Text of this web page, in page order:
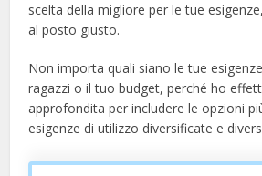
scelta della migliore per le tue
al posto giusto.
Non importa quali siano le tue
ragazzi o il tuo budget, perché ho
approfondita per includere le opzioni
esigenze di utilizzo diversificate e